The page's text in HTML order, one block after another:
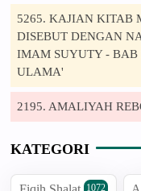
5265. KAJIAN KITAB
DISEBUT DENGAN
IMAM SUYUTY -
ULAMA'
2195. AMALIYAH
KATEGORI
1072